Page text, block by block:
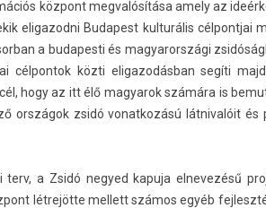
központ meg­valósítása amely az
eligazod­ni Budapest kul­turális cél­pontjai
a budapes­ti és magyarországi
cél­pontok közti eligazodás­ban segíti
hogy az itt élő magyarok számára is
országok zsidó vonat­kozású lát­nivalóit és
a Zsidó negyed kapuja el­nevezésű
létrejötte mel­lett számos egyéb